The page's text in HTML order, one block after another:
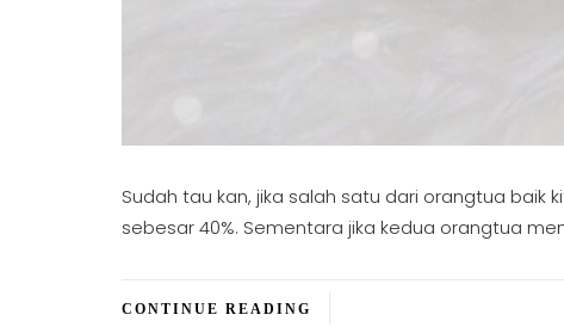
Sudah tau kan, jika salah satu dari orangtua
sebesar 40%. Sementara jika kedua orangtua
CONTINUE READING